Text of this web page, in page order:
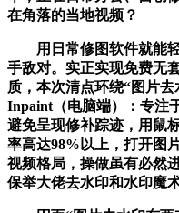
在角落的当地视频？
用日常修图软件就能轻
手敌对。实正实现免费无
质，本次清点环绕“图片
Inpaint（电脑端）：专注
避免呈现修补踪迹，用鼠
率高达98%以上，打开图
视频格局，操做虽有必然
保举大佬去水印和水印魔